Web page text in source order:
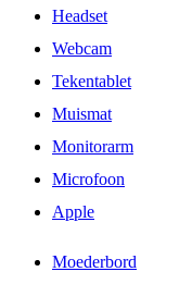
Headset
Webcam
Tekentablet
Muismat
Monitorarm
Microfoon
Apple
Moederbord